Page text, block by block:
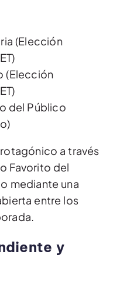
(Elección
(Elección
del Público
a través
Favorito del
mediante una
entre los
y